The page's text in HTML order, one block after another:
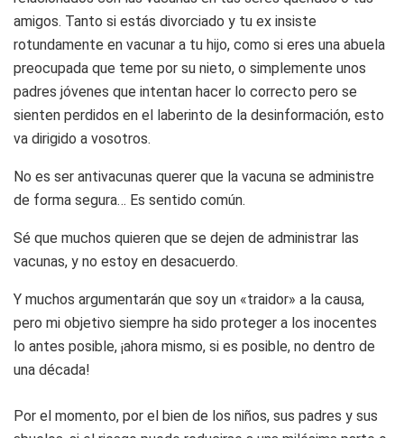
amigos. Tanto si estás divorciado y tu ex insiste
rotundamente en vacunar a tu hijo, como si eres una abuela
preocupada que teme por su nieto, o simplemente unos
padres jóvenes que intentan hacer lo correcto pero se
sienten perdidos en el laberinto de la desinformación, esto
va dirigido a vosotros.
No es ser antivacunas querer que la vacuna se administre
de forma segura… Es sentido común.
Sé que muchos quieren que se dejen de administrar las
vacunas, y no estoy en desacuerdo.
Y muchos argumentarán que soy un «traidor» a la causa,
pero mi objetivo siempre ha sido proteger a los inocentes
lo antes posible, ¡ahora mismo, si es posible, no dentro de
una década!
Por el momento, por el bien de los niños, sus padres y sus